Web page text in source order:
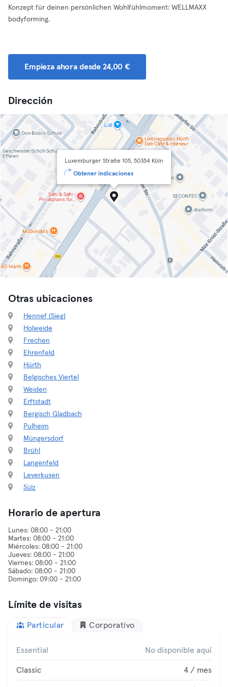
Konzept für deinen persönlichen Wohlfühlmoment: WELLMAXX
bodyforming.
Empieza ahora desde 24,00 €
Dirección
Luxemburger Straße 105, 50354 Köln
Obtener indicaciones
Otras ubicaciones
Hennef (Sieg)
Holweide
Frechen
Ehrenfeld
Hürth
Belgisches Viertel
Weiden
Erftstadt
Bergisch Gladbach
Pulheim
Müngersdorf
Brühl
Langenfeld
Leverkusen
Sülz
Horario de apertura
Lunes: 08:00 - 21:00
Martes: 08:00 - 21:00
Miércoles: 08:00 - 21:00
Jueves: 08:00 - 21:00
Viernes: 08:00 - 21:00
Sábado: 08:00 - 21:00
Límite de visitas
Particular Corporativo
Essential No disponible aquí
Classic 4 / mes